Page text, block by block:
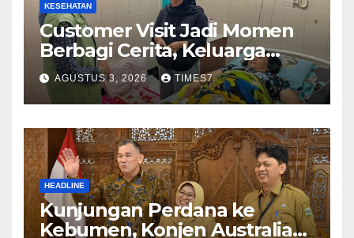
KESEHATAN
Customer Visit Jadi Momen
Berbagi Cerita, Keluarga
Nurhayati Rasakan Manfaat
NyataProgram JKN
AGUSTUS 3, 2026 TIMES7
HEADLINE
Kunjungan Perdana ke
Kebumen, Konjen Australia